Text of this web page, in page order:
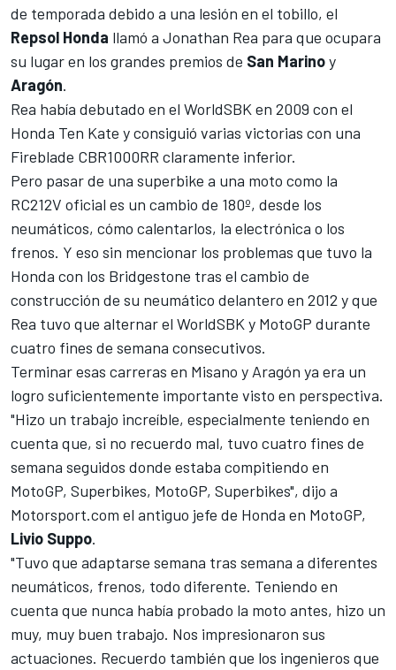
de temporada debido a una lesión en el tobillo, el
Repsol Honda llamó a Jonathan Rea para que ocupara
su lugar en los grandes premios de San Marinoy
Aragón.
Rea había debutado en el WorldSBK en 2009 con el
Honda Ten Kate y consiguió varias victorias con una
Fireblade CBR1000RR claramente inferior.
Pero pasar de una superbike a una moto como la
RC212V oficial es un cambio de 180º, desde los
neumáticos, cómo calentarlos, la electrónica o los
frenos. Y eso sin mencionar los problemas que tuvo la
Honda con los Bridgestone tras el cambio de
construcción de su neumático delantero en 2012 y que
Rea tuvo que alternar el WorldSBK y MotoGP durante
cuatro fines de semana consecutivos.
Terminar esas carreras en Misano y Aragón ya era un
logro suficientemente importante visto en perspectiva.
"Hizo un trabajo increíble, especialmente teniendo en
cuenta que, si no recuerdo mal, tuvo cuatro fines de
semana seguidos donde estaba compitiendo en
MotoGP, Superbikes, MotoGP, Superbikes", dijo a
Motorsport.com el antiguo jefe de Honda en MotoGP,
Livio Suppo.
"Tuvo que adaptarse semana tras semana a diferentes
neumáticos, frenos, todo diferente. Teniendo en
cuenta que nunca había probado la moto antes, hizo un
muy, muy buen trabajo. Nos impresionaron sus
actuaciones. Recuerdo también que los ingenieros que